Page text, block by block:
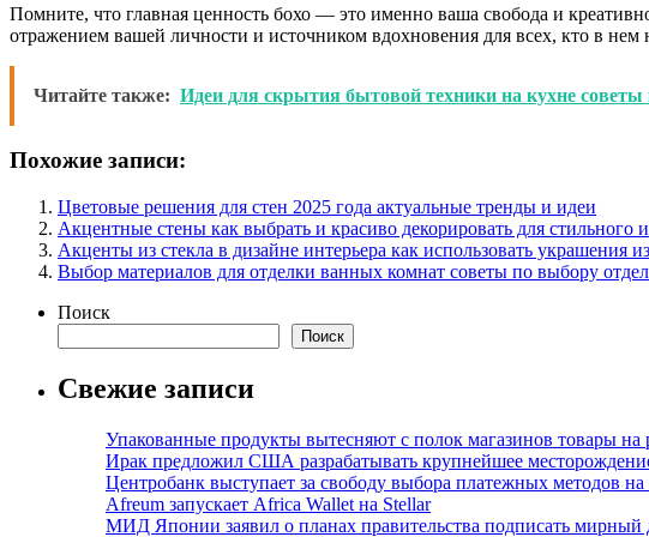
Помните, что главная ценность бохо — это именно ваша свобода и
отражением вашей личности и источником вдохновения для всех, кто в нем
Читайте также: Идеи для скрытия бытовой техники на кухне советы
Похожие записи:
Цветовые решения для стен 2025 года актуальные тренды и идеи
Акцентные стены как выбрать и красиво декорировать для стильного
Акценты из стекла в дизайне интерьера как использовать украшения
Выбор материалов для отделки ванных комнат советы по выбору
Поиск
Поиск
Свежие записи
Упакованные продукты вытесняют с полок магазинов товары на
Ирак предложил США разрабатывать крупнейшее
Центробанк выступает за свободу выбора платежных методов на
Afreum запускает Africa Wallet на Stellar
МИД Японии заявил о планах правительства подписать мирный